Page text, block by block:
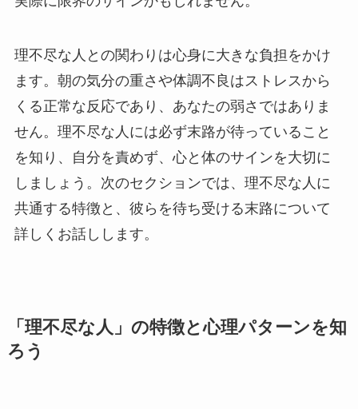
理不尽な人との関わりは心身に大きな負担をかけ
ます。朝の気分の重さや体調不良はストレスから
くる正常な反応であり、あなたの弱さではありま
せん。理不尽な人には必ず末路が待っていること
を知り、自分を責めず、心と体のサインを大切に
しましょう。次のセクションでは、理不尽な人に
共通する特徴と、彼らを待ち受ける末路について
詳しくお話しします。
「理不尽な人」の特徴と心理パターンを知
ろう